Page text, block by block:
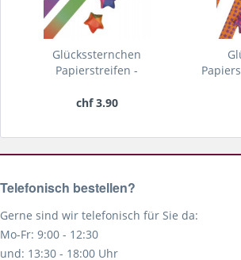
Glückssternchen
Papierstreifen -
chf 3.90
Telefonisch bestellen?
Gerne sind wir telefonisch für Sie da:
Mo-Fr: 9:00 - 12:30
und: 13:30 - 18:00 Uhr